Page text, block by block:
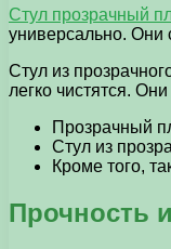
Стул прозрачный
универсально. Они
Стул из
легко чистятся.
Прозрачный
Стул из
Кроме того,
Прочность